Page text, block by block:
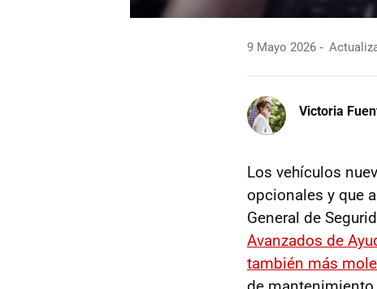
9 Mayo 2026
Victoria
Los vehículos
opcionales y que
General de
Avanzados de
también más